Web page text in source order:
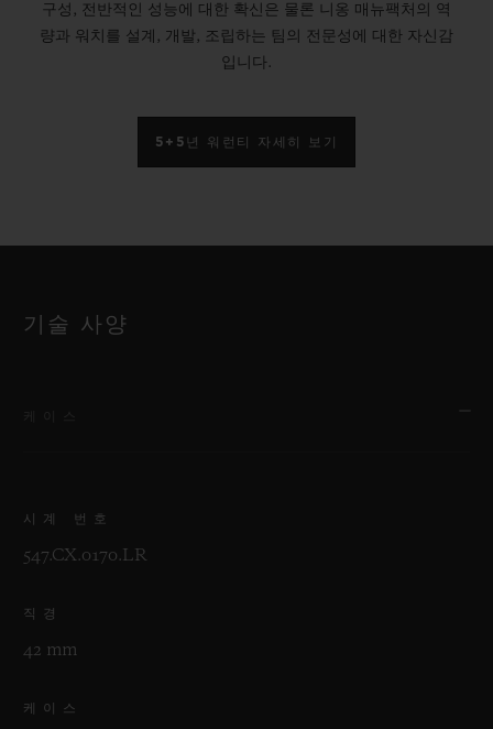
구성, 전반적인 성능에 대한 확신은 물론 니옹 매뉴팩처의 역
량과 워치를 설계, 개발, 조립하는 팀의 전문성에 대한 자신감
입니다.
5+5년 워런티 자세히 보기
기술 사양
시계 번호
547.CX.0170.LR
직경
42 mm
케이스